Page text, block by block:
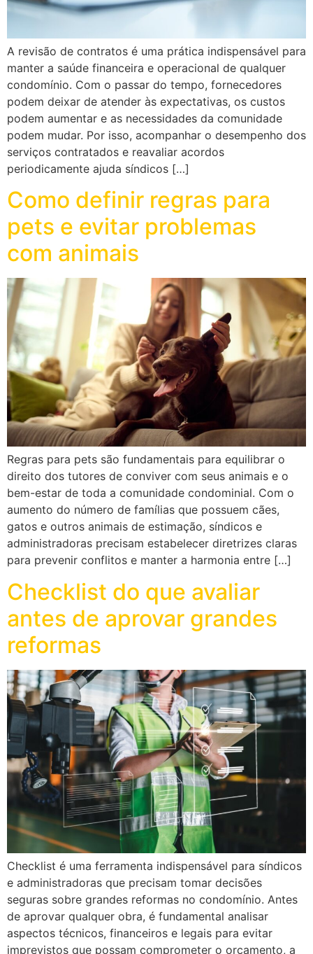
A revisão de contratos é uma prática indispensável para
manter a saúde financeira e operacional de qualquer
condomínio. Com o passar do tempo, fornecedores
podem deixar de atender às expectativas, os custos
podem aumentar e as necessidades da comunidade
podem mudar. Por isso, acompanhar o desempenho dos
serviços contratados e reavaliar acordos
periodicamente ajuda síndicos […]
Como definir regras para
pets e evitar problemas
com animais
Regras para pets são fundamentais para equilibrar o
direito dos tutores de conviver com seus animais e o
bem-estar de toda a comunidade condominial. Com o
aumento do número de famílias que possuem cães,
gatos e outros animais de estimação, síndicos e
administradoras precisam estabelecer diretrizes claras
para prevenir conflitos e manter a harmonia entre […]
Checklist do que avaliar
antes de aprovar grandes
reformas
Checklist é uma ferramenta indispensável para síndicos
e administradoras que precisam tomar decisões
seguras sobre grandes reformas no condomínio. Antes
de aprovar qualquer obra, é fundamental analisar
aspectos técnicos, financeiros e legais para evitar
imprevistos que possam comprometer o orçamento, a